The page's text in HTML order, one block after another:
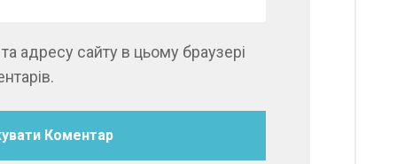
адресу сайту в цьому браузері